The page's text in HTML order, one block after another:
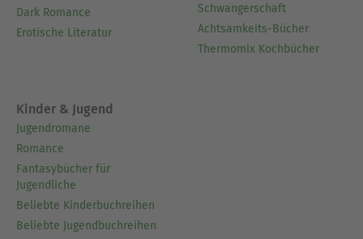
Dark Romance
Erotische Literatur
Schwangerschaft
Achtsamkeits-Bücher
Thermomix Kochbücher
Kinder & Jugend
Jugendromane
Romance
Fantasybücher für
Jugendliche
Beliebte Kinderbuchreihen
Beliebte Jugendbuchreihen